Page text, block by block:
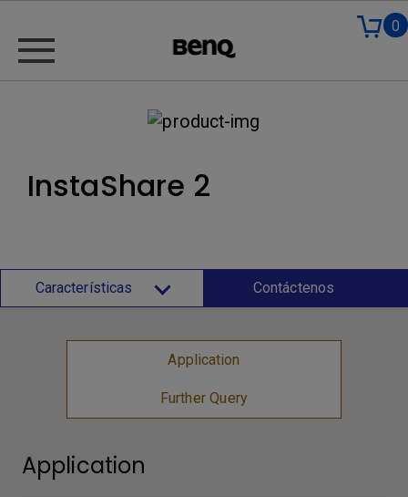
0
InstaShare 2
Características Contáctenos
Application
Further Query
Application